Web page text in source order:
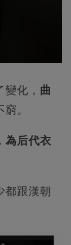
化， 曲
。
為后代衣
都跟漢朝